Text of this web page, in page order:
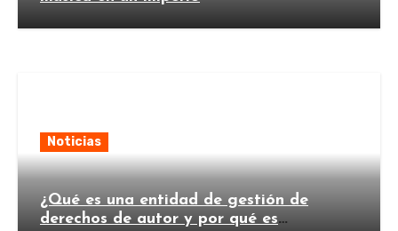
Noticias
¿Qué es una entidad de gestión de
derechos de autor y por qué es